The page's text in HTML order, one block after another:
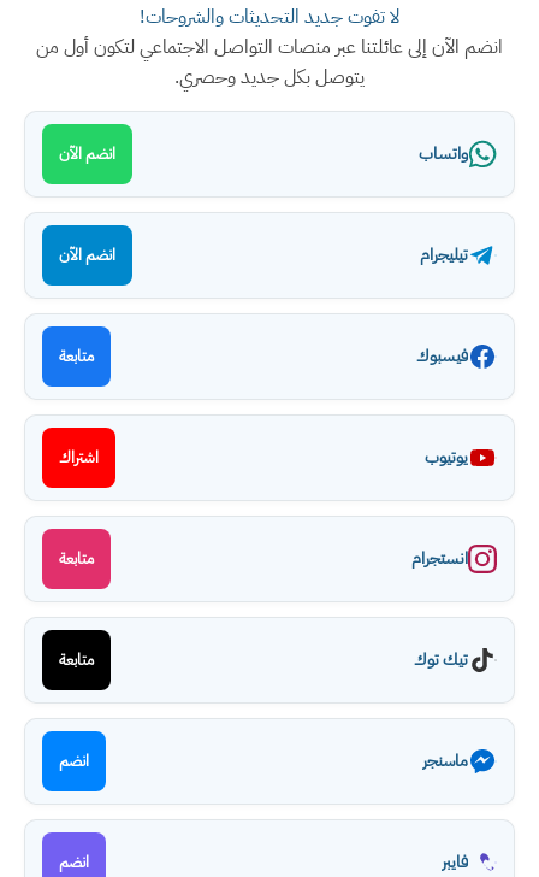
لا تفوت جديد التحديثات والشروحات!
انضم الآن إلى عائلتنا عبر منصات التواصل الاجتماعي لتكون أول من
يتوصل بكل جديد وحصري.
واتساب انضم الآن
تيليجرام انضم الآن
فيسبوك متابعة
يوتيوب اشتراك
انستجرام متابعة
تيك توك متابعة
ماسنجر انضم
فايبر انضم